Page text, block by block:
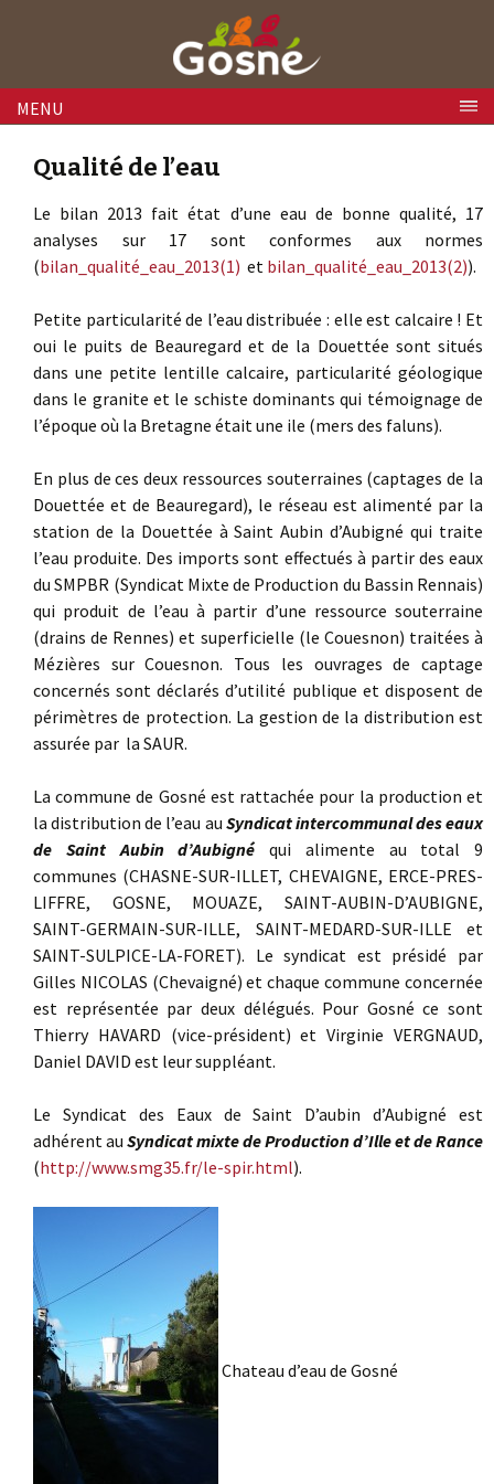
Skip to content
MENU
Qualité de l’eau
Le bilan 2013 fait état d’une eau de bonne qualité, 17
analyses sur 17 sont conformes aux normes
(bilan_qualité_eau_2013(1) et bilan_qualité_eau_2013(2)).
Petite particularité de l’eau distribuée : elle est calcaire ! Et
oui le puits de Beauregard et de la Douettée sont situés
dans une petite lentille calcaire, particularité géologique
dans le granite et le schiste dominants qui témoignage de
l’époque où la Bretagne était une ile (mers des faluns).
En plus de ces deux ressources souterraines (captages de la
Douettée et de Beauregard), le réseau est alimenté par la
station de la Douettée à Saint Aubin d’Aubigné qui traite
l’eau produite. Des imports sont effectués à partir des eaux
du SMPBR (Syndicat Mixte de Production du Bassin Rennais)
qui produit de l’eau à partir d’une ressource souterraine
(drains de Rennes) et superficielle (le Couesnon) traitées à
Mézières sur Couesnon. Tous les ouvrages de captage
concernés sont déclarés d’utilité publique et disposent de
périmètres de protection. La gestion de la distribution est
assurée par la SAUR.
La commune de Gosné est rattachée pour la production et
la distribution de l’eau au Syndicat intercommunal des eaux
de Saint Aubin d’Aubigné
qui alimente au total 9
communes (CHASNE-SUR-ILLET, CHEVAIGNE, ERCE-PRES-
LIFFRE, GOSNE, MOUAZE, SAINT-AUBIN-D’AUBIGNE,
SAINT-GERMAIN-SUR-ILLE, SAINT-MEDARD-SUR-ILLE et
SAINT-SULPICE-LA-FORET). Le syndicat est présidé par
Gilles NICOLAS (Chevaigné) et chaque commune concernée
est représentée par deux délégués. Pour Gosné ce sont
Thierry HAVARD (vice-président) et Virginie VERGNAUD,
Daniel DAVID est leur suppléant.
Le Syndicat des Eaux de Saint D’aubin d’Aubigné est
adhérent au Syndicat mixte de Production d’Ille et de Rance
(http://www.smg35.fr/le-spir.html).
Chateau d’eau de Gosné